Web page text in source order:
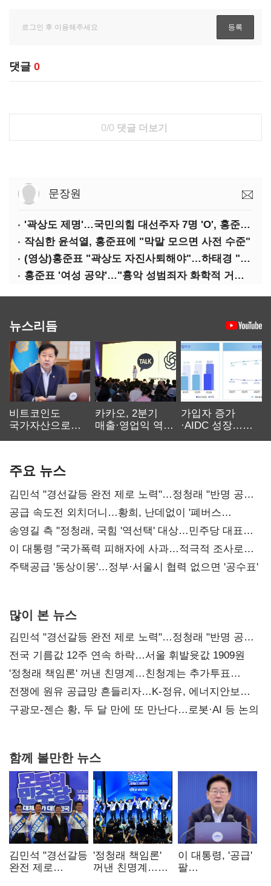
댓글 0
0/0 댓글 더보기
문장원
'곽상도 제명'…국민의힘 대선주자 7명 'O', 홍준표 '△'
작심한 윤석열, 홍준표에 "막말 모으면 사전 수준"
(영상)홍준표 "곽상도 자진사퇴해야"…하태경 "한가한 뒷북"
홍준표 '여성 공약'…"흉악 성범죄자 화학적 거세 추진"
뉴스리듬
비트코인도
국가자산으로…'
카카오, 2분기
매출·영업익 역대
가입자 증가
·AIDC 성장…
주요 뉴스
김민석 "경선갈등 완전 제로 노력"…정청래 "반명 공세
사과부터"
공급 속도전 외치더니…황희, 난데없이 '폐버스
리모델링' 제안
송영길 측 "정청래, 국힘 '역선택' 대상…민주당 대표로
총선 지휘 못해"
이 대통령 "국가폭력 피해자에 사과…적극적 조사로
진실 밝혀야"
주택공급 '동상이몽'…정부·서울시 협력 없으면 '공수표'
많이 본 뉴스
김민석 "경선갈등 완전 제로 노력"…정청래 "반명 공세
사과부터"
전국 기름값 12주 연속 하락…서울 휘발윳값 1909원
'정청래 책임론' 꺼낸 친명계…친청계는 추가투표
때리기
전쟁에 원유 공급망 흔들리자…K-정유, 에너지안보
핵심으로 재부상
구광모-젠슨 황, 두 달 만에 또 만난다…로봇·AI 등 논의
함께 볼만한 뉴스
김민석 "경선갈등
완전 제로
'정청래 책임론'
꺼낸 친명계…
이 대통령, '공급'
팔